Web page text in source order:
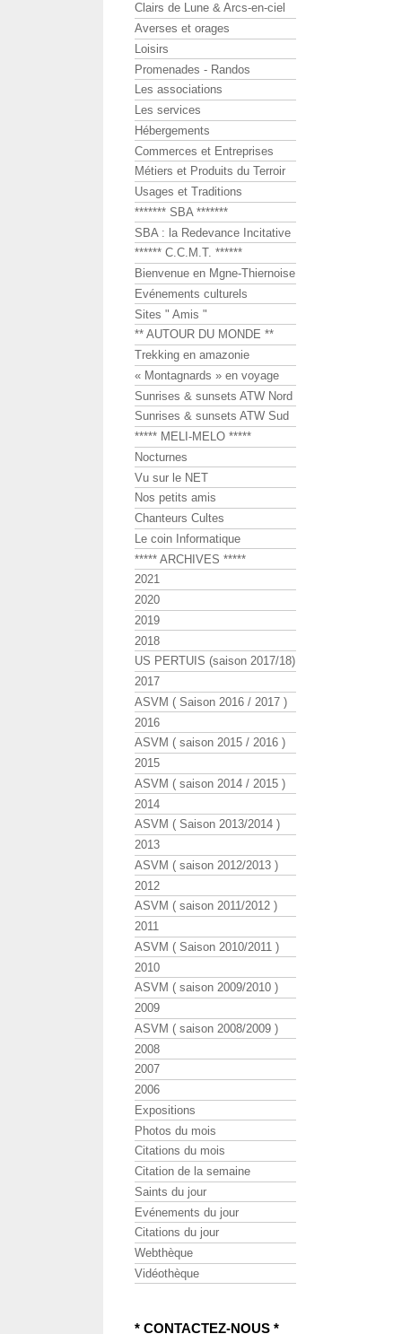
Clairs de Lune & Arcs-en-ciel
Averses et orages
Loisirs
Promenades - Randos
Les associations
Les services
Hébergements
Commerces et Entreprises
Métiers et Produits du Terroir
Usages et Traditions
******* SBA *******
SBA : la Redevance Incitative
****** C.C.M.T. ******
Bienvenue en Mgne-Thiernoise
Evénements culturels
Sites " Amis "
** AUTOUR DU MONDE **
Trekking en amazonie
« Montagnards » en voyage
Sunrises & sunsets ATW Nord
Sunrises & sunsets ATW Sud
***** MELI-MELO *****
Nocturnes
Vu sur le NET
Nos petits amis
Chanteurs Cultes
Le coin Informatique
***** ARCHIVES *****
2021
2020
2019
2018
US PERTUIS (saison 2017/18)
2017
ASVM ( Saison 2016 / 2017 )
2016
ASVM ( saison 2015 / 2016 )
2015
ASVM ( saison 2014 / 2015 )
2014
ASVM ( Saison 2013/2014 )
2013
ASVM ( saison 2012/2013 )
2012
ASVM ( saison 2011/2012 )
2011
ASVM ( Saison 2010/2011 )
2010
ASVM ( saison 2009/2010 )
2009
ASVM ( saison 2008/2009 )
2008
2007
2006
Expositions
Photos du mois
Citations du mois
Citation de la semaine
Saints du jour
Evénements du jour
Citations du jour
Webthèque
Vidéothèque
* CONTACTEZ-NOUS *